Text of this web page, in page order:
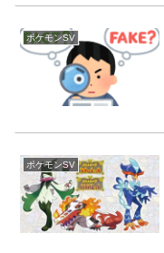
ポケモンSV
ポケモンSV